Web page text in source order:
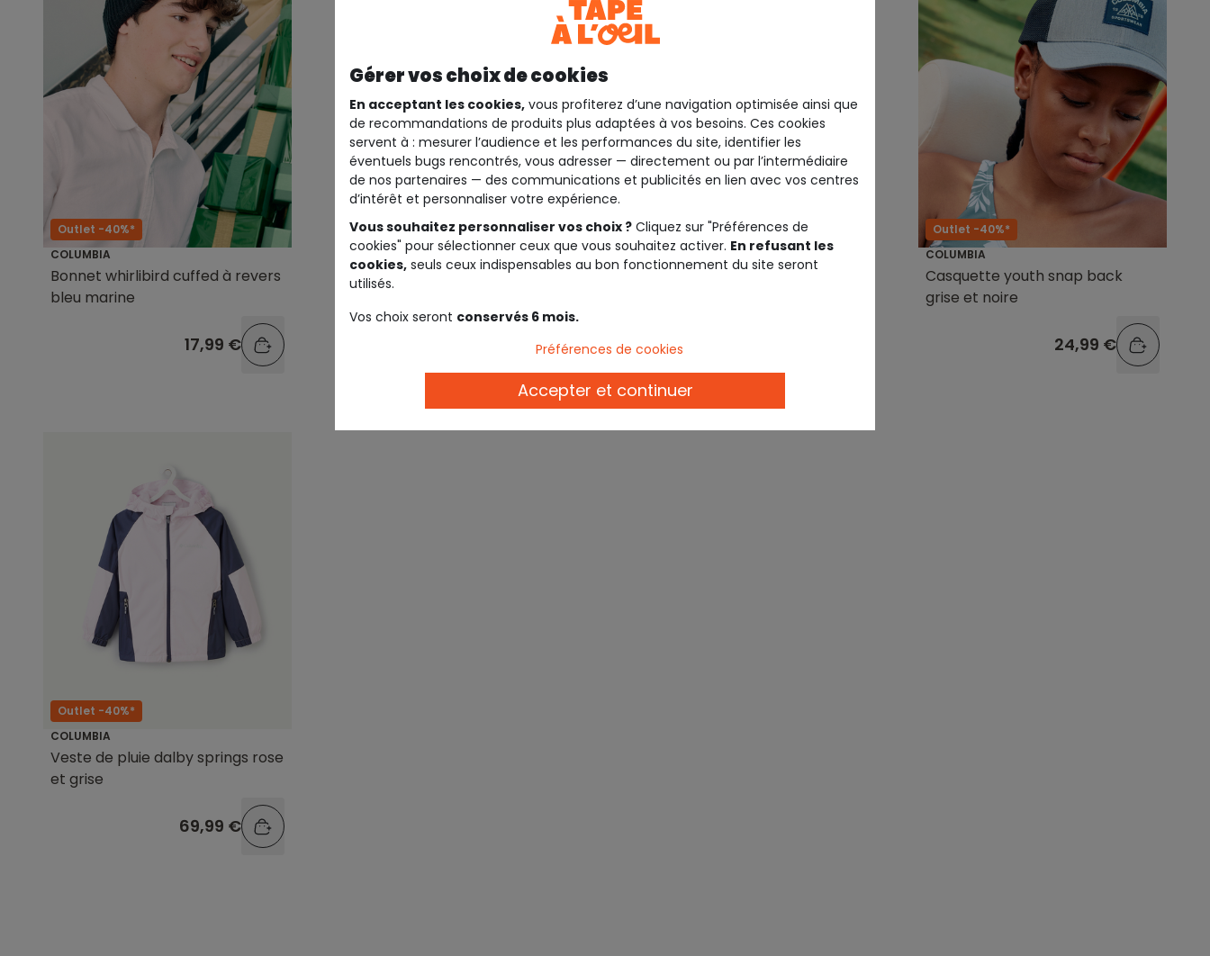
Outlet -40%*
COLUMBIA
Bonnet whirlibird cuffed à revers
bleu marine
17,99 €
Outlet -40%*
COLUMBIA
Doudoune col montant puffect
Outlet -40%*
COLUMBIA
Bonnet polar powder tricolore à
Outlet -40%*
COLUMBIA
Casquette youth snap back
grise et noire
24,99 €
Outlet -40%*
COLUMBIA
Veste de pluie dalby springs rose
et grise
69,99 €
Gérer vos choix de cookies
En acceptant les cookies, vous profiterez d’une navigation optimisée ainsi que
de recommandations de produits plus adaptées à vos besoins. Ces cookies
servent à : mesurer l’audience et les performances du site, identifier les
éventuels bugs rencontrés, vous adresser — directement ou par l’intermédiaire
de nos partenaires — des communications et publicités en lien avec vos centres
d’intérêt et personnaliser votre expérience.
Vous souhaitez personnaliser vos choix ? Cliquez sur "Préférences de
cookies" pour sélectionner ceux que vous souhaitez activer. En refusant les
cookies, seuls ceux indispensables au bon fonctionnement du site seront
utilisés.
Vos choix seront conservés 6 mois.
Préférences de cookies
Accepter et continuer